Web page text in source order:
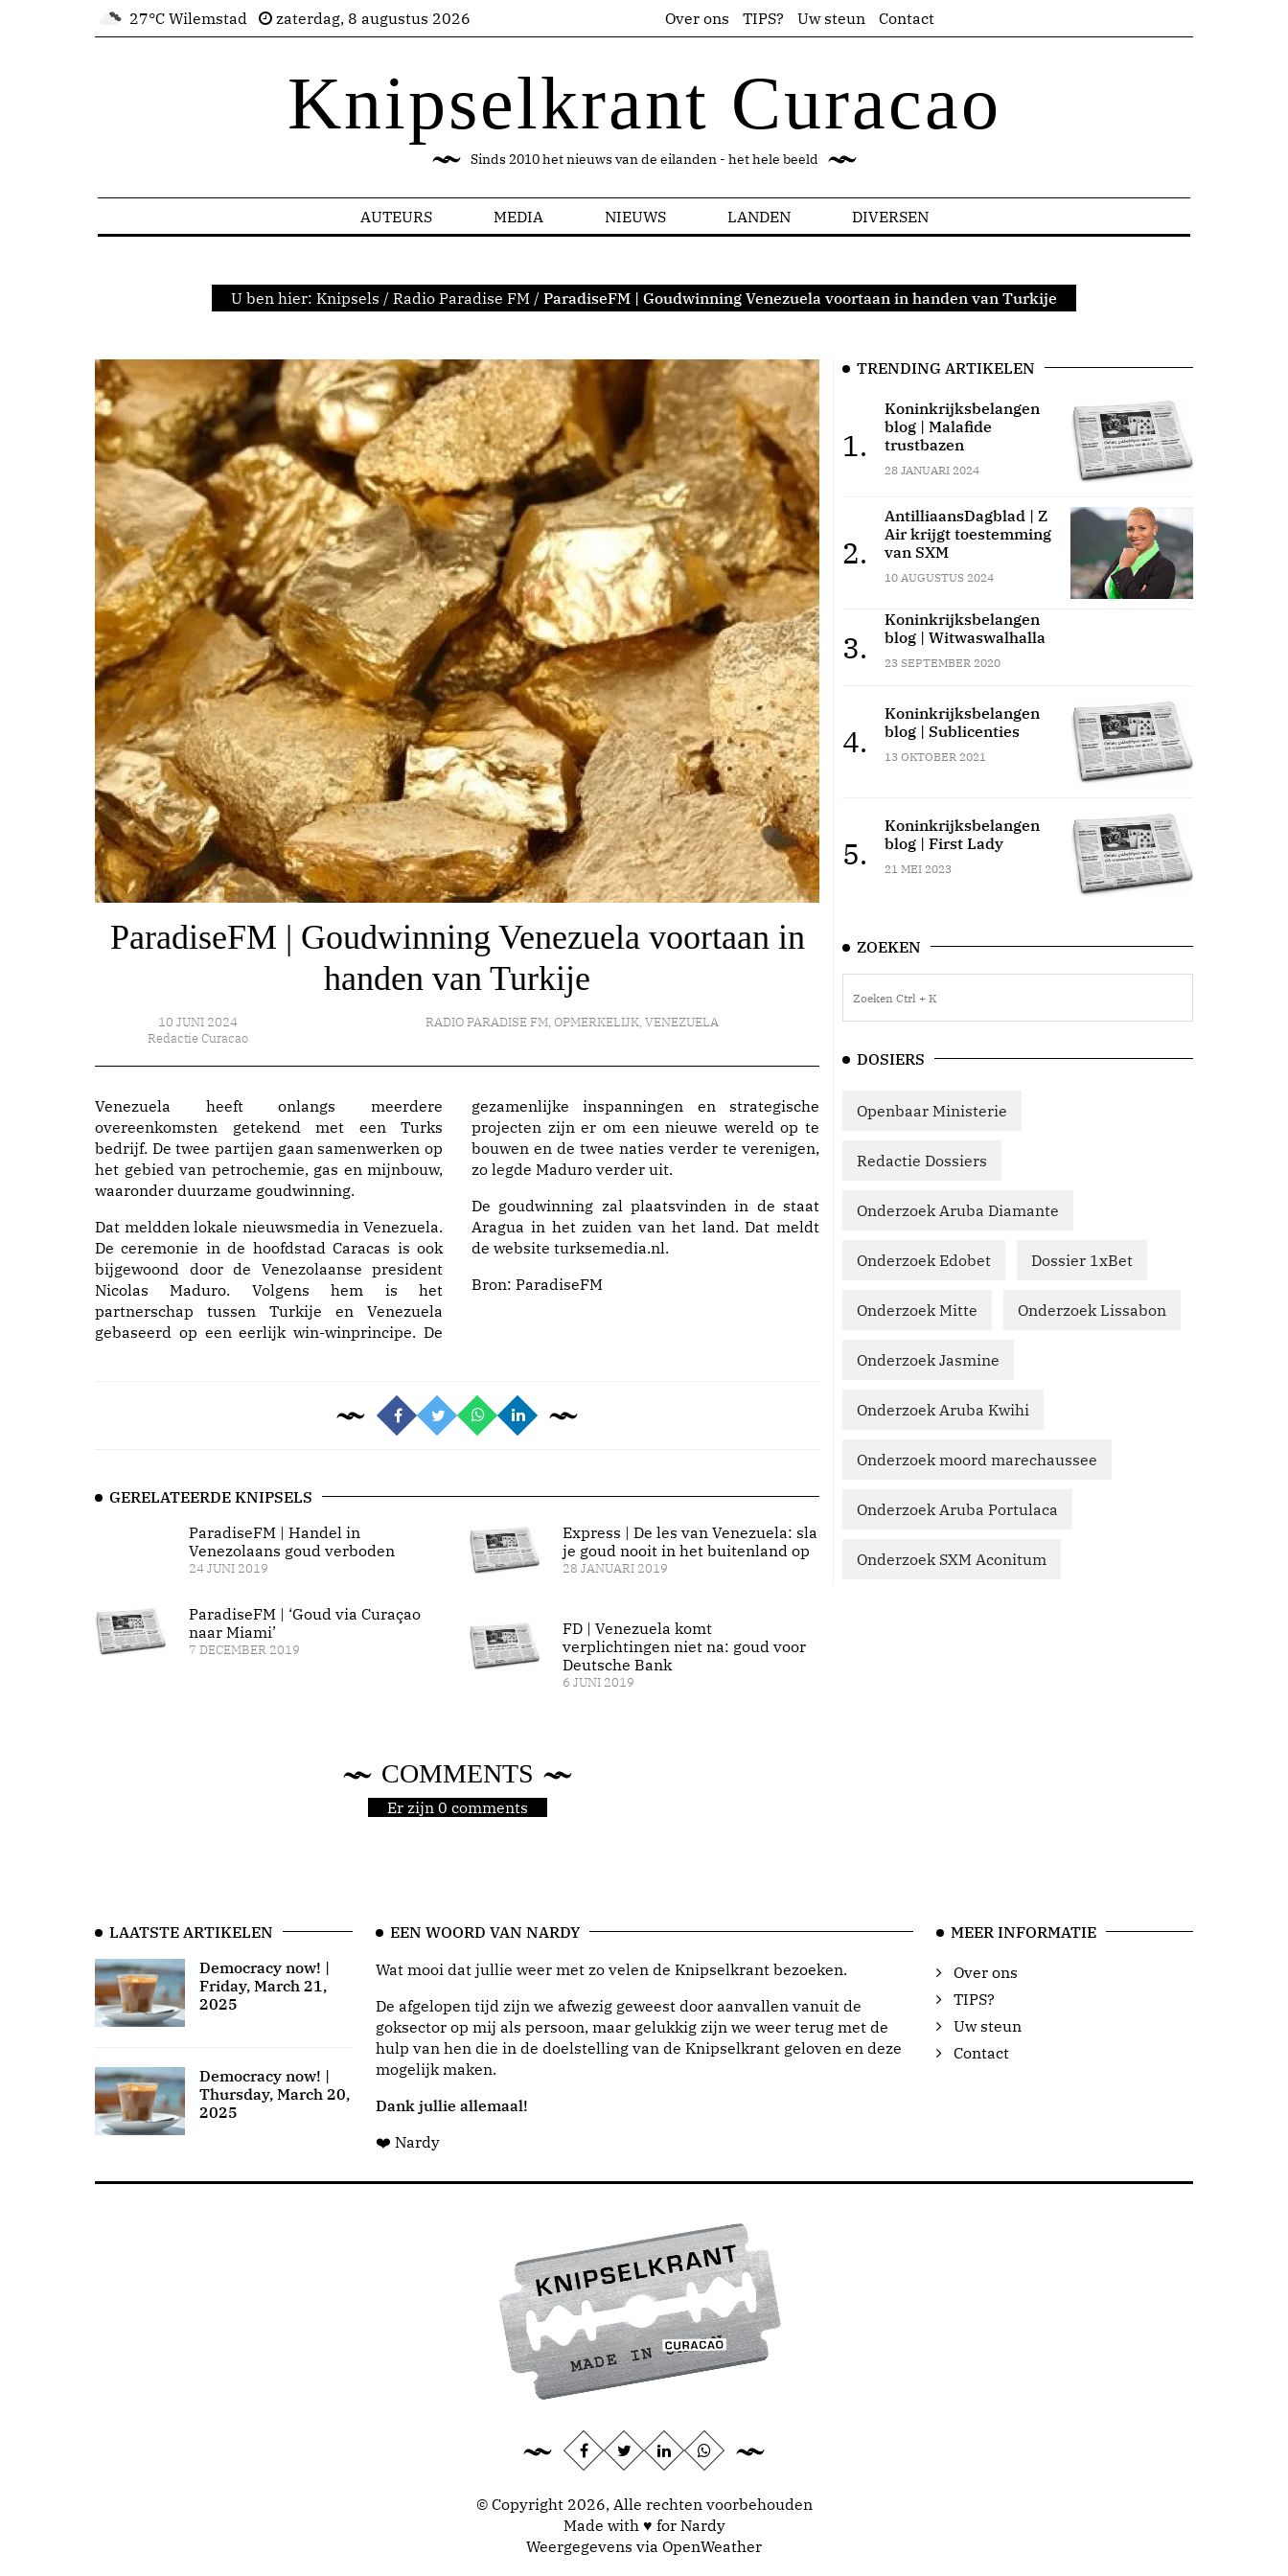
27°C Wilemstad zaterdag, 8 augustus 2026 Over ons TIPS? Uw steun Contact
Knipselkrant Curacao
Sinds 2010 het nieuws van de eilanden - het hele beeld
AUTEURS MEDIA NIEUWS LANDEN DIVERSEN
U ben hier: Knipsels / Radio Paradise FM / ParadiseFM | Goudwinning Venezuela voortaan in handen van Turkije
ParadiseFM | Goudwinning Venezuela voortaan in
handen van Turkije
10 JUNI 2024
Redactie Curacao
RADIO PARADISE FM, OPMERKELIJK, VENEZUELA
Venezuela heeft onlangs meerdere
overeenkomsten getekend met een Turks
bedrijf. De twee partijen gaan samenwerken op
het gebied van petrochemie, gas en mijnbouw,
waaronder duurzame goudwinning.
Dat meldden lokale nieuwsmedia in Venezuela.
De ceremonie in de hoofdstad Caracas is ook
bijgewoond door de Venezolaanse president
Nicolas Maduro. Volgens hem is het
partnerschap tussen Turkije en Venezuela
gebaseerd op een eerlijk win-winprincipe. De
gezamenlijke inspanningen en strategische
projecten zijn er om een ​​nieuwe wereld op te
bouwen en de twee naties verder te verenigen,
zo legde Maduro verder uit.
De goudwinning zal plaatsvinden in de staat
Aragua in het zuiden van het land. Dat meldt
de website turksemedia.nl.
Bron: ParadiseFM
GERELATEERDE KNIPSELS
ParadiseFM | Handel in
Venezolaans goud verboden
24 JUNI 2019
ParadiseFM | ‘Goud via Curaçao
naar Miami’
7 DECEMBER 2019
Express | De les van Venezuela: sla
je goud nooit in het buitenland op
28 JANUARI 2019
FD | Venezuela komt
verplichtingen niet na: goud voor
Deutsche Bank
6 JUNI 2019
COMMENTS
Er zijn 0 comments
TRENDING ARTIKELEN
1.
Koninkrijksbelangen
blog | Malafide
trustbazen
28 JANUARI 2024
2.
AntilliaansDagblad | Z
Air krijgt toestemming
van SXM
10 AUGUSTUS 2024
3.
Koninkrijksbelangen
blog | Witwaswalhalla
23 SEPTEMBER 2020
4.
Koninkrijksbelangen
blog | Sublicenties
13 OKTOBER 2021
5.
Koninkrijksbelangen
blog | First Lady
21 MEI 2023
ZOEKEN
DOSIERS
Openbaar Ministerie
Redactie Dossiers
Onderzoek Aruba Diamante
Onderzoek Edobet Dossier 1xBet
Onderzoek Mitte Onderzoek Lissabon
Onderzoek Jasmine
Onderzoek Aruba Kwihi
Onderzoek moord marechaussee
Onderzoek Aruba Portulaca
Onderzoek SXM Aconitum
LAATSTE ARTIKELEN
Democracy now! |
Friday, March 21,
2025
Democracy now! |
Thursday, March 20,
2025
EEN WOORD VAN NARDY
Wat mooi dat jullie weer met zo velen de Knipselkrant bezoeken.
De afgelopen tijd zijn we afwezig geweest door aanvallen vanuit de
goksector op mij als persoon, maar gelukkig zijn we weer terug met de
hulp van hen die in de doelstelling van de Knipselkrant geloven en deze
mogelijk maken.
Dank jullie allemaal!
❤️ Nardy
MEER INFORMATIE
Over ons
TIPS?
Uw steun
Contact
© Copyright 2026, Alle rechten voorbehouden
Made with ♥ for Nardy
Weergegevens via OpenWeather